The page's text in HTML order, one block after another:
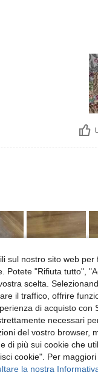
sul nostro sito web
Potete "Rifiuta tutto",
scelta.
il traffico, offrire
di acquisto con
necessari
del vostro browser,
di più sui cookie che
cookie". Per
la nostra